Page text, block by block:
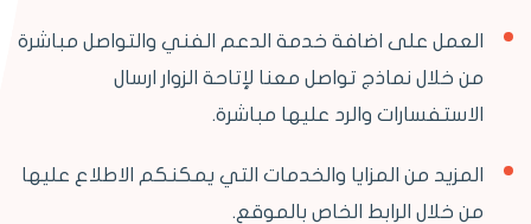
العمل على اضافة خدمة الدعم الفني والتواصل مباشرة
من خلال نماذج تواصل معنا لإتاحة الزوار ارسال
الاستفسارات والرد عليها مباشرة.
المزيد من المزايا والخدمات التي يمكنكم الاطلاع عليها
من خلال الرابط الخاص بالموقع.